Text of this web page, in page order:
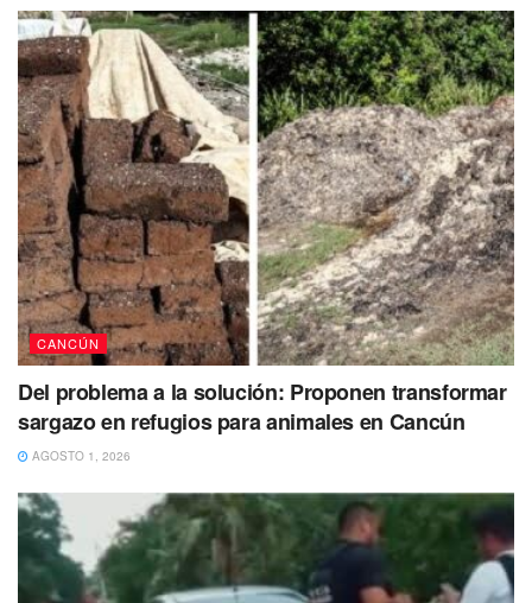
su rostro para no ser reconocido.
El menor de tan solo 16 añosfue puesto a disposición
de las autoridades correspondientesquienes se
encargarán de determinar su situación legal.
CANCÚN
Del problema a la solución: Proponen transformar
sargazo en refugios para animales en Cancún
AGOSTO 1, 2026